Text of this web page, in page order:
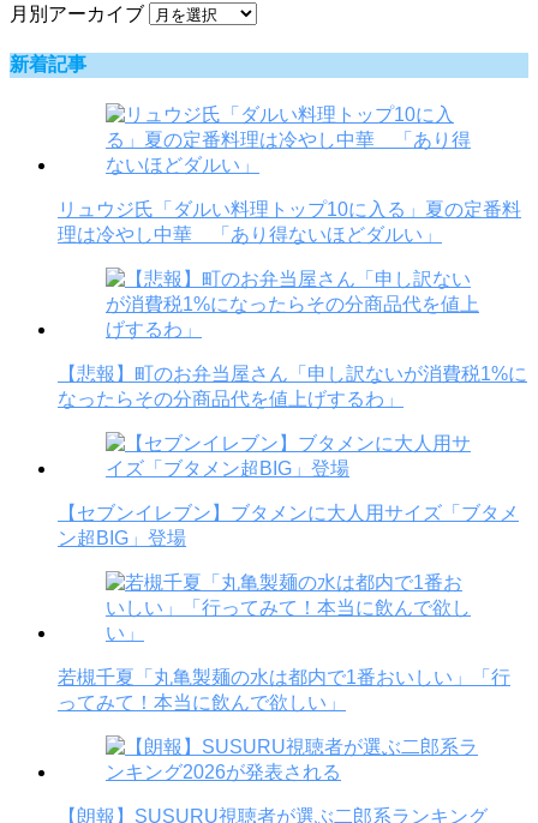
月別アーカイブ
新着記事
リュウジ氏「ダルい料理トップ10に入る」夏の定番料
理は冷やし中華 「あり得ないほどダルい」
【悲報】町のお弁当屋さん「申し訳ないが消費税1%に
なったらその分商品代を値上げするわ」
【セブンイレブン】ブタメンに大人用サイズ「ブタメ
ン超BIG」登場
若槻千夏「丸亀製麺の水は都内で1番おいしい」「行
ってみて！本当に飲んで欲しい」
【朗報】SUSURU視聴者が選ぶ二郎系ランキング